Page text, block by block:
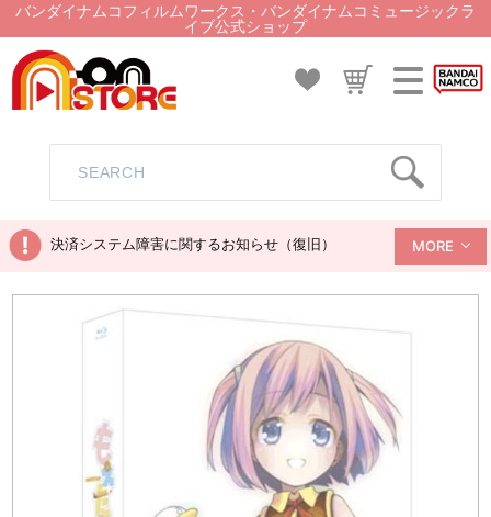
バンダイナムコフィルムワークス・バンダイナムコミュージックラ
イブ公式ショップ
決済システム障害に関するお知らせ（復旧） MORE